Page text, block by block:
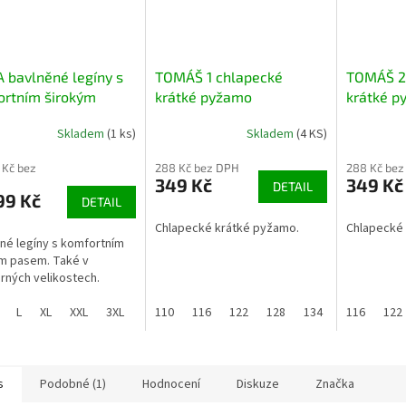
bavlněné legíny s
širokým
Skladem (1 ks)
bez
Kč DETAIL
legíny s komfortním
pasem. Také v
velikostech.
L
XL XXL 3XL 4XL
TOMÁŠ 1 chlapecké
krátké pyžamo
Skladem (4 KS)
288 Kč bez DPH
349 Kč DETAIL
Chlapecké krátké pyžamo.
110 116 122 128 134 140
TOMÁŠ
krátké
288 Kč bez
349 Kč
116 122
Podobné (1) Hodnocení Diskuze Značka